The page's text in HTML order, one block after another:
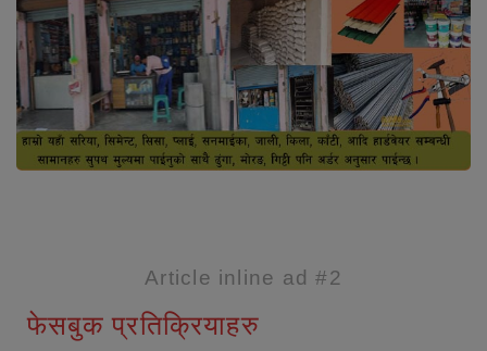
Article inline ad #2
फेसबुक प्रतिक्रियाहरु